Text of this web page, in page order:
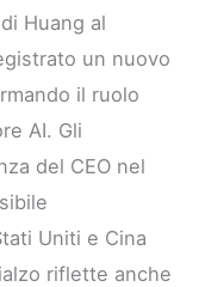
Huang al
un nuovo
il ruolo
AI. Gli
del CEO nel
Uniti e Cina
riflette anche